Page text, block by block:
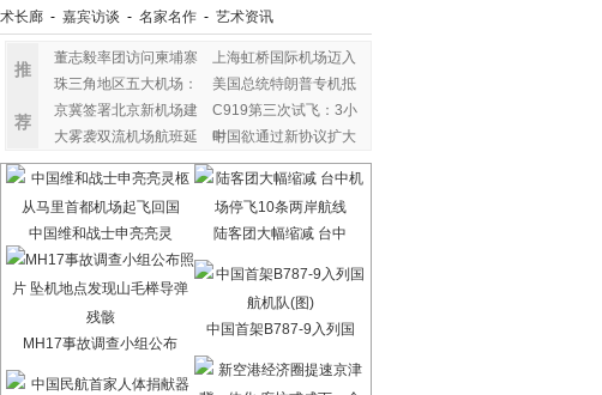
长廊 - 嘉宾访谈 - 名家名作 - 艺术资讯
推
荐
董志毅率团访问柬埔寨
上海虹桥国际机场迈入
珠三角地区五大机场：
美国总统特朗普专机抵
京冀签署北京新机场建
C919第三次试飞：3小
时
大雾袭双流机场航班延 中国欲通过新协议扩大
中国维和战士申亮亮灵 陆客团大幅缩减 台中
MH17事故调查小组公布
中国首架B787-9入列国